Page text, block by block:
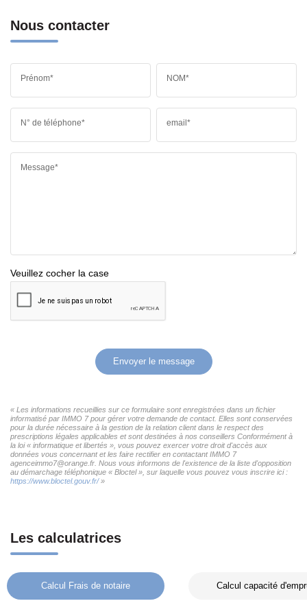
Nous contacter
Prénom* NOM*
N° de téléphone* email*
Message*
Veuillez cocher la case
Envoyer le message
« Les informations recueillies sur ce formulaire sont enregistrées dans un fichier
informatisé par IMMO 7 pour gérer votre demande de contact. Elles sont conservées
pour la durée nécessaire à la gestion de la relation client dans le respect des
prescriptions légales applicables et sont destinées à nos conseillers Conformément à
la loi « informatique et libertés », vous pouvez exercer votre droit d'accès aux
données vous concernant et les faire rectifier en contactant IMMO 7
agenceimmo7@orange.fr. Nous vous informons de l'existence de la liste d'opposition
au démarchage téléphonique « Bloctel », sur laquelle vous pouvez vous inscrire ici :
https://www.bloctel.gouv.fr/»
Les calculatrices
Calcul Frais de notaire Calcul capacité